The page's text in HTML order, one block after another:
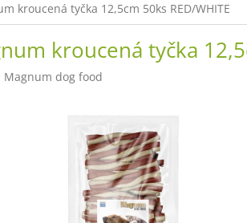
kroucená tyčka 12,5cm 50ks RED/WHITE
kroucená tyčka
Magnum dog food